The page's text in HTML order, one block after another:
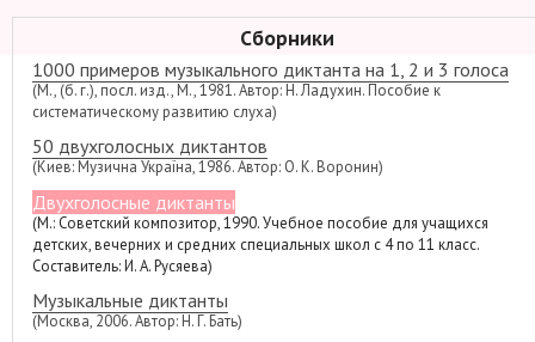
Сборники
1000 примеров музыкального диктанта на 1, 2 и 3 голоса
(М., (б. г.), посл. изд., М., 1981. Автор: Н. Ладухин. Пособие к
систематическому развитию слуха)
50 двухголосных диктантов
(Киев: Музична Україна, 1986. Автор: О. К. Воронин)
Двухголосные диктанты
(М.: Советский композитор, 1990. Учебное пособие для учащихся
детских, вечерних и средних специальных школ с 4 по 11 класс.
Составитель: И. А. Русяева)
Музыкальные диктанты
(Москва, 2006. Автор: Н. Г. Бать)